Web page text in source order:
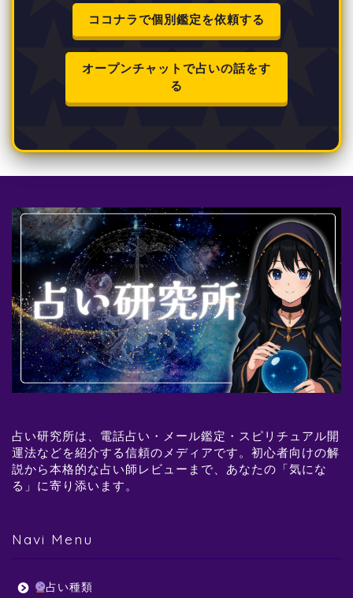
ココナラで個別鑑定を依頼する
オープンチャットで占いの話をす
る
占い研究所は、電話占い・メール鑑定・スピリチュアル開
運法などを紹介する信頼のメディアです。初心者向けの解
説から本格的な占い師レビューまで、あなたの「気にな
る」に寄り添います。
Navi Menu
占い種類